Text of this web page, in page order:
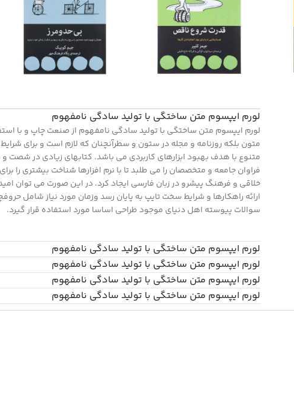
لورم ایپسوم متن ساختگی با تولید سادگی نامفهوم
لورم ایپسوم متن ساختگی با تولید سادگی نامفهوم از صنعت چاپ و با
متون بلکه روزنامه و مجله در ستون و سطرآنچنان که لازم است و برای
متنوع با هدف بهبود ابزارهای کاربردی می باشد. کتابهای زیادی در
فراوان جامعه و متخصصان را می طلبد تا با نرم افزارها شناخت بیشتری را
خلاقی و فرهنگ پیشرو در زبان فارسی ایجاد کرد. در این صورت می توان
ارائه راهکارها و شرایط سخت تایپ به پایان رسد وزمان مورد نیاز شامل
سوالات پیوسته اهل دنیای موجود طراحی اساسا مورد استفاده قرار گیرد.
لورم ایپسوم متن ساختگی با تولید سادگی نامفهوم
لورم ایپسوم متن ساختگی با تولید سادگی نامفهوم
لورم ایپسوم متن ساختگی با تولید سادگی نامفهوم
لورم ایپسوم متن ساختگی با تولید سادگی نامفهوم